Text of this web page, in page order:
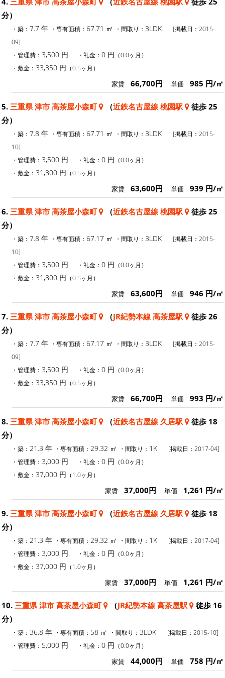
分）
・築： 7.7 年 ・専有面積： 67.71 ㎡ ・間取り： 3LDK
[掲載日：2015-
09]
・管理費： 3,500 円 ・礼金： 0 円 （0.0ヶ月）
・敷金： 33,350 円 （0.5ヶ月）
家賃 66,700円 単価 985 円/㎡
5. 三重県 津市 高茶屋小森町 （近鉄名古屋線 桃園駅
徒歩 25
分）
・築： 7.8 年 ・専有面積： 67.71 ㎡ ・間取り： 3LDK
[掲載日：2015-
10]
・管理費： 3,500 円 ・礼金： 0 円 （0.0ヶ月）
・敷金： 31,800 円 （0.5ヶ月）
家賃 63,600円 単価 939 円/㎡
6. 三重県 津市 高茶屋小森町 （近鉄名古屋線 桃園駅
徒歩 25
分）
・築： 7.8 年 ・専有面積： 67.17 ㎡ ・間取り： 3LDK
[掲載日：2015-
10]
・管理費： 3,500 円 ・礼金： 0 円 （0.0ヶ月）
・敷金： 31,800 円 （0.5ヶ月）
家賃 63,600円 単価 946 円/㎡
7. 三重県 津市 高茶屋小森町 （JR紀勢本線 高茶屋駅
徒歩 26
分）
・築： 7.7 年 ・専有面積： 67.17 ㎡ ・間取り： 3LDK
[掲載日：2015-
09]
・管理費： 3,500 円 ・礼金： 0 円 （0.0ヶ月）
・敷金： 33,350 円 （0.5ヶ月）
家賃 66,700円 単価 993 円/㎡
8. 三重県 津市 高茶屋小森町 （近鉄名古屋線 久居駅
徒歩 18
分）
・築： 21.3 年 ・専有面積： 29.32 ㎡ ・間取り： 1K
[掲載日：2017-04]
・管理費： 3,000 円 ・礼金： 0 円 （0.0ヶ月）
・敷金： 37,000 円 （1.0ヶ月）
家賃 37,000円 単価 1,261 円/㎡
9. 三重県 津市 高茶屋小森町 （近鉄名古屋線 久居駅
徒歩 18
分）
・築： 21.3 年 ・専有面積： 29.32 ㎡ ・間取り： 1K
[掲載日：2017-04]
・管理費： 3,000 円 ・礼金： 0 円 （0.0ヶ月）
・敷金： 37,000 円 （1.0ヶ月）
家賃 37,000円 単価 1,261 円/㎡
10. 三重県 津市 高茶屋小森町 （JR紀勢本線 高茶屋駅
徒歩 16
分）
・築： 36.8 年 ・専有面積： 58 ㎡ ・間取り： 3LDK
[掲載日：2015-10]
・管理費： 5,000 円 ・礼金： 0 円 （0.0ヶ月）
家賃 44,000円 単価 758 円/㎡